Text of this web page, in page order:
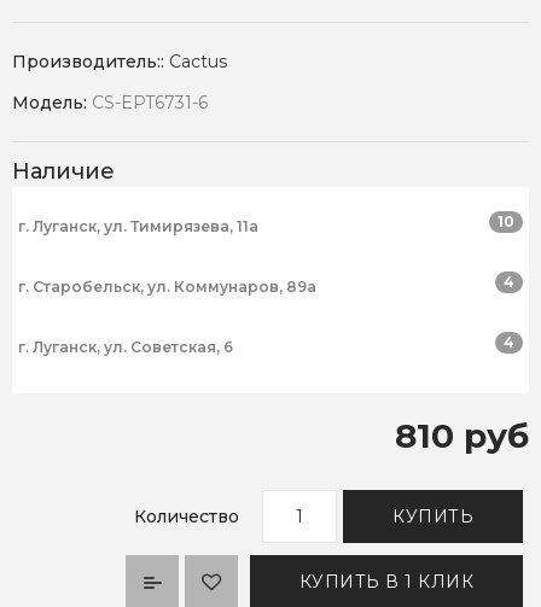
Производитель:: Cactus
Модель: CS-EPT6731-6
Наличие
г. Луганск, ул. Тимирязева, 11а 10
г. Старобельск, ул. Коммунаров, 89а 4
г. Луганск, ул. Советская, 6 4
810 руб
Количество КУПИТЬ
КУПИТЬ В 1 КЛИК